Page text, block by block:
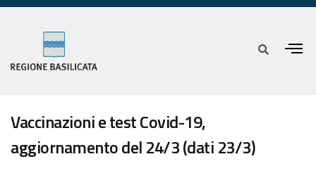
Vaccinazioni e test Covid-19,
aggiornamento del 24/3 (dati 23/3)